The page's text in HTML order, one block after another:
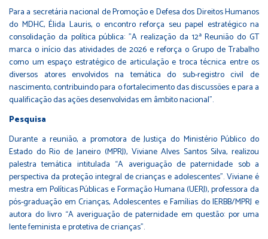
Para a secretária nacional de Promoção e Defesa dos Direitos Humanos
do MDHC, Élida Lauris, o encontro reforça seu papel estratégico na
consolidação da política pública: "A realização da 12ª Reunião do GT
marca o início das atividades de 2026 e reforça o Grupo de Trabalho
como um espaço estratégico de articulação e troca técnica entre os
diversos atores envolvidos na temática do sub-registro civil de
nascimento, contribuindo para o fortalecimento das discussões e para a
qualificação das ações desenvolvidas em âmbito nacional”.
Pesquisa
Durante a reunião, a promotora de Justiça do Ministério Público do
Estado do Rio de Janeiro (MPRJ), Viviane Alves Santos Silva, realizou
palestra temática intitulada “A averiguação de paternidade sob a
perspectiva da proteção integral de crianças e adolescentes”. Viviane é
mestra em Políticas Públicas e Formação Humana (UERJ), professora da
pós-graduação em Crianças, Adolescentes e Famílias do IERBB/MPRJ e
autora do livro “A averiguação de paternidade em questão: por uma
lente feminista e protetiva de crianças”.